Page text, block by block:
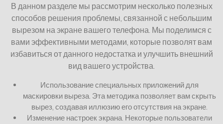
В данном разделе мы рассмотрим несколько полезных
способов решения проблемы, связанной с небольшим
вырезом на экране вашего телефона. Мы поделимся с
вами эффективными методами, которые позволят вам
избавиться от данного недостатка и улучшить внешний
вид вашего устройства.
Использование специальных приложений для
маскировки выреза. Эта методика позволяет вам скрыть
вырез, создавая иллюзию его отсутствия на экране.
Изменение настроек экрана. Некоторые пользователи